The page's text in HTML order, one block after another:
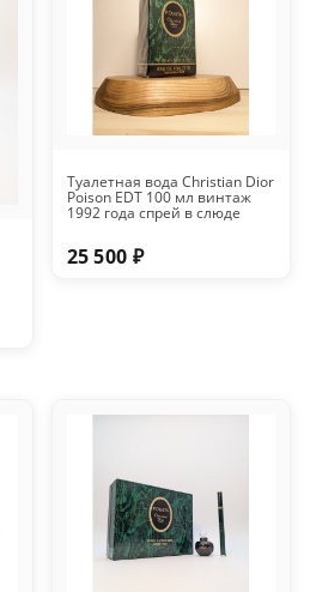
Туалетная вода Christian Dior
Poison EDT 100 мл винтаж
1992 года спрей в слюде
25 500 ₽